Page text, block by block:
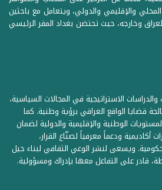
والإقليمي والدولي، ويتعامل مع باحثين
وخارجه، حيث تحتضن بغداد المقر الرئيسي
الاستراتيجية في المجالات السياسية،
قضايا الواقع العراقي برؤية وطنية. كما
الوطنية والإقليمية والدولية لضمان
أكاديمية ودعماً معرفياً لصنّاع القرار،
ويسعى لنشر الوعي الثقافي لبناء جيل
قادر على التفاعل معها بإدراك ومسؤولية.